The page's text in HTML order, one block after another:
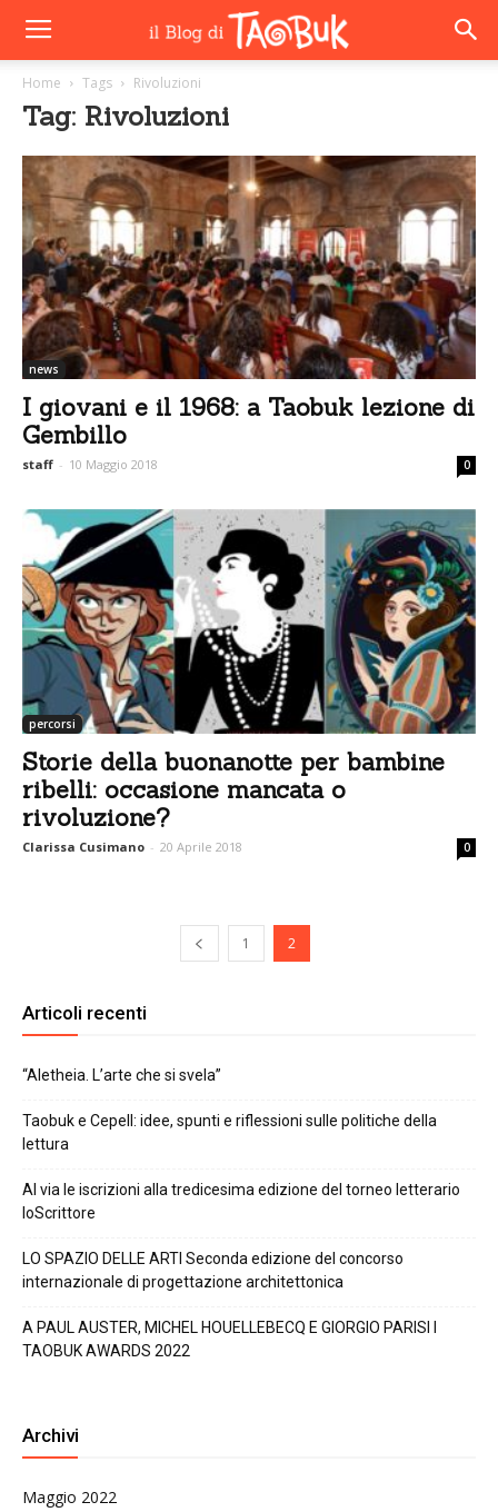
Home Tags Rivoluzioni
Tag: Rivoluzioni
news
I giovani e il 1968: a Taobuk lezione di
Gembillo
staff - 10 Maggio 2018 0
percorsi
Storie della buonanotte per bambine
ribelli: occasione mancata o
rivoluzione?
Clarissa Cusimano - 20 Aprile 2018 0
1 2
Articoli recenti
“Aletheia. L’arte che si svela”
Taobuk e Cepell: idee, spunti e riflessioni sulle politiche della
lettura
Al via le iscrizioni alla tredicesima edizione del torneo letterario
IoScrittore
LO SPAZIO DELLE ARTI Seconda edizione del concorso
internazionale di progettazione architettonica
A PAUL AUSTER, MICHEL HOUELLEBECQ E GIORGIO PARISI I
TAOBUK AWARDS 2022
Archivi
Maggio 2022